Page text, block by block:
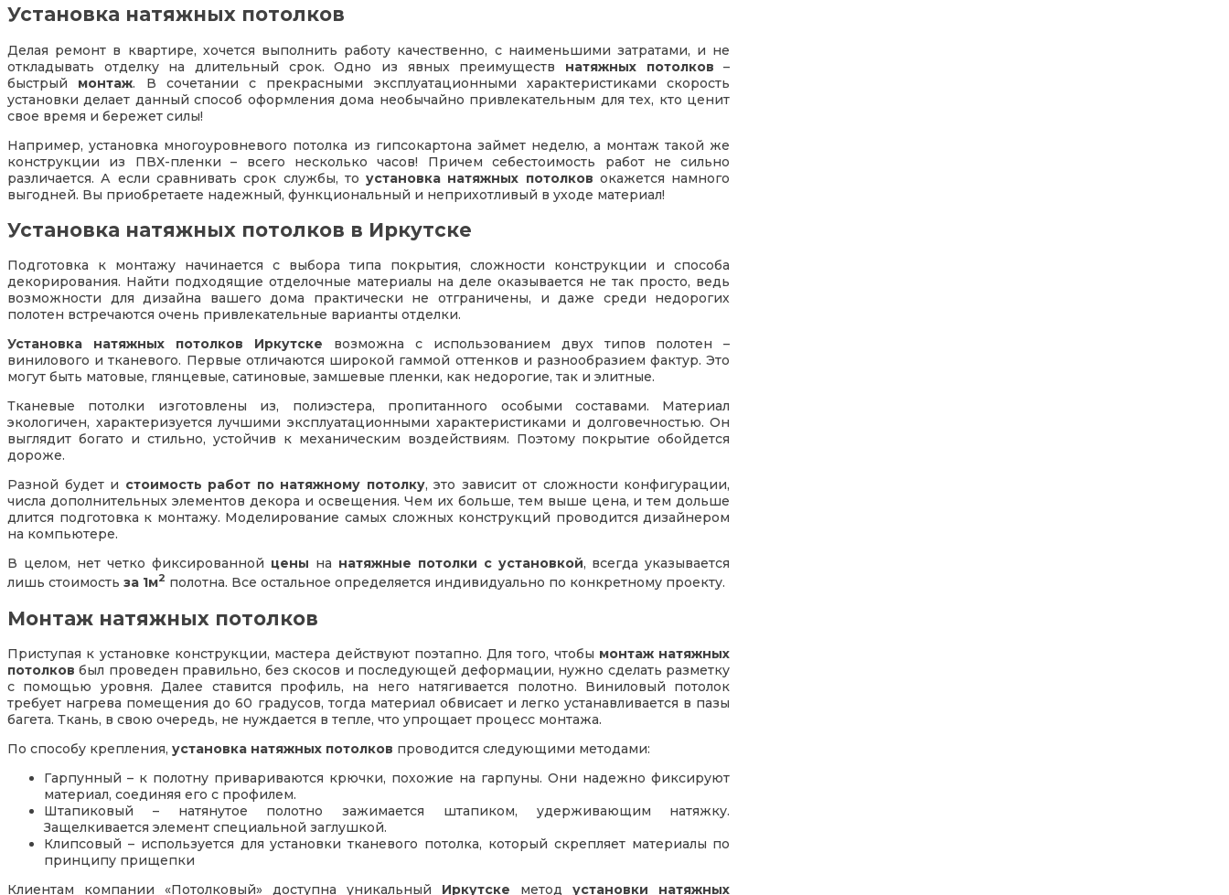
Установка натяжных потолков
Делая ремонт в квартире, хочется выполнить работу качественно, с наименьшими затратами, и не
откладывать отделку на длительный срок. Одно из явных преимуществ натяжных потолков –
быстрый монтаж. В сочетании с прекрасными эксплуатационными характеристиками скорость
установки делает данный способ оформления дома необычайно привлекательным для тех, кто ценит
свое время и бережет силы!
Например, установка многоуровневого потолка из гипсокартона займет неделю, а монтаж такой же
конструкции из ПВХ-пленки – всего несколько часов! Причем себестоимость работ не сильно
различается. А если сравнивать срок службы, тоустановка натяжных потолков окажется намного
выгодней. Вы приобретаете надежный, функциональный и неприхотливый в уходе материал!
Установка натяжных потолков в Иркутске
Подготовка к монтажу начинается с выбора типа покрытия, сложности конструкции и способа
декорирования. Найти подходящие отделочные материалы на деле оказывается не так просто, ведь
возможности для дизайна вашего дома практически не отграничены, и даже среди недорогих
полотен встречаются очень привлекательные варианты отделки.
Установка натяжных потолков Иркутске возможна с использованием двух типов полотен –
винилового и тканевого. Первые отличаются широкой гаммой оттенков и разнообразием фактур. Это
могут быть матовые, глянцевые, сатиновые, замшевые пленки, как недорогие, так и элитные.
Тканевые потолки изготовлены из, полиэстера, пропитанного особыми составами. Материал
экологичен, характеризуется лучшими эксплуатационными характеристиками и долговечностью. Он
выглядит богато и стильно, устойчив к механическим воздействиям. Поэтому покрытие обойдется
дороже.
Разной будет и стоимость работ по натяжному потолку, это зависит от сложности конфигурации,
числа дополнительных элементов декора и освещения. Чем их больше, тем выше цена, и тем дольше
длится подготовка к монтажу. Моделирование самых сложных конструкций проводится дизайнером
на компьютере.
В целом, нет четко фиксированной цены на натяжные потолки с установкой, всегда указывается
лишь стоимость за 1м2 полотна. Все остальное определяется индивидуально по конкретному проекту.
Монтаж натяжных потолков
Приступая к установке конструкции, мастера действуют поэтапно. Для того, чтобы монтаж натяжных
потолков был проведен правильно, без скосов и последующей деформации, нужно сделать разметку
с помощью уровня. Далее ставится профиль, на него натягивается полотно. Виниловый потолок
требует нагрева помещения до 60 градусов, тогда материал обвисает и легко устанавливается в пазы
багета. Ткань, в свою очередь, не нуждается в тепле, что упрощает процесс монтажа.
По способу крепления, установка натяжных потолков проводится следующими методами:
Гарпунный – к полотну привариваются крючки, похожие на гарпуны. Они надежно фиксируют
материал, соединяя его с профилем.
Штапиковый – натянутое полотно зажимается штапиком, удерживающим натяжку.
Защелкивается элемент специальной заглушкой.
Клипсовый – используется для установки тканевого потолка, который скрепляет материалы по
принципу прищепки
Клиентам компании «Потолковый» доступна уникальный Иркутске метод установки натяжных